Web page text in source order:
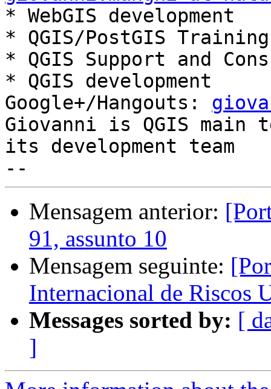
* WebGIS development
* QGIS/PostGIS Training
* QGIS Support and
* QGIS development
Google+/Hangouts:
Giovanni is QGIS main
its development team
Mensagem anterior:
91, assunto 10
Mensagem seguinte:
Internacional de Riscos
Messages sorted by: [
]